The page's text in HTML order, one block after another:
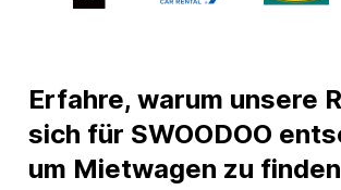
Erfahre, warum unsere
sich für SWOODOO
um Mietwagen zu